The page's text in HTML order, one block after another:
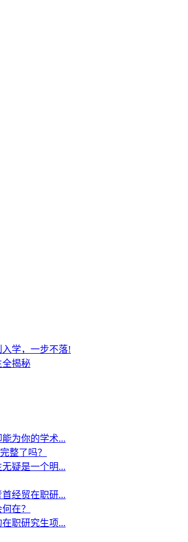
学，一步不落!
全揭秘
为你的学术...
整了吗？
疑是一个明...
经贸在职研...
在？
职研究生项...